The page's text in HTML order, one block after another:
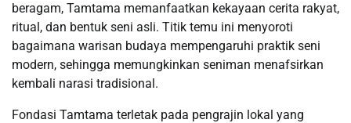
beragam, Tamtama memanfaatkan kekayaan cerita rakyat,
ritual, dan bentuk seni asli. Titik temu ini menyoroti
bagaimana warisan budaya mempengaruhi praktik seni
modern, sehingga memungkinkan seniman menafsirkan
kembali narasi tradisional.
Fondasi Tamtama terletak pada pengrajin lokal yang